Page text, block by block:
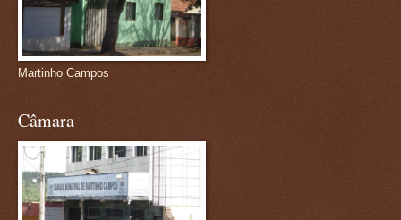
Martinho Campos
Câmara